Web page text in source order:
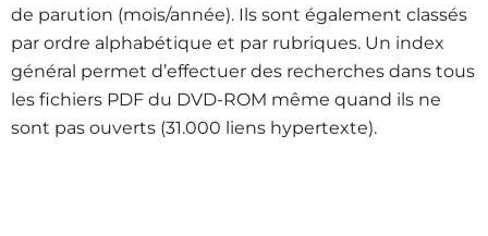
de parution (mois/année). Ils sont également classés
par ordre alphabétique et par rubriques. Un index
général permet d’effectuer des recherches dans tous
les fichiers PDF du DVD-ROM même quand ils ne
sont pas ouverts (31.000 liens hypertexte).